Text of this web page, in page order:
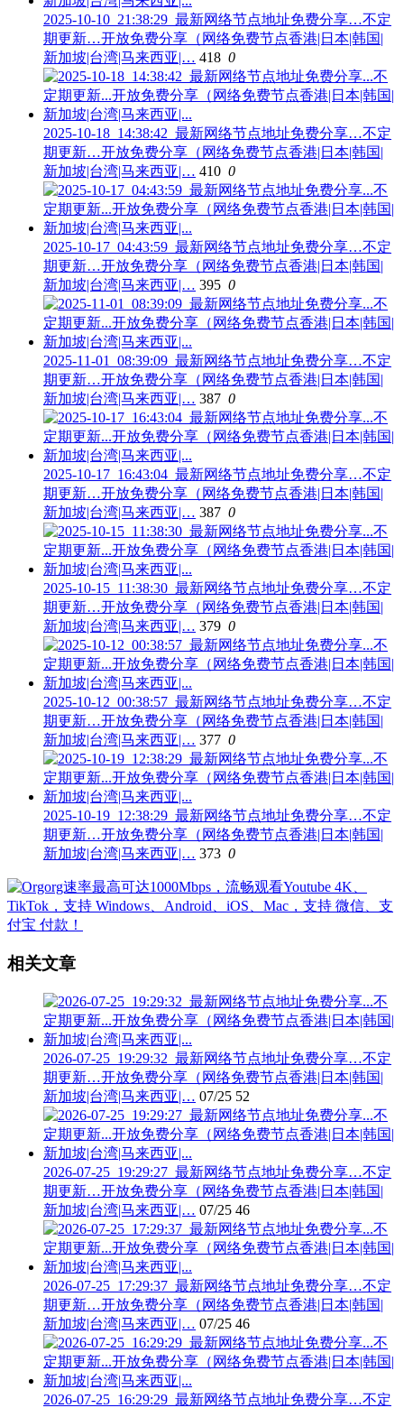
2025-10-10_21:38:29_最新网络节点地址免费分享…不定
期更新…开放免费分享（网络免费节点香港|日本|韩国|
新加坡|台湾|马来西亚|… 418 0
2025-10-18_14:38:42_最新网络节点地址免费分享…不定
期更新…开放免费分享（网络免费节点香港|日本|韩国|
新加坡|台湾|马来西亚|… 410 0
2025-10-17_04:43:59_最新网络节点地址免费分享…不定
期更新…开放免费分享（网络免费节点香港|日本|韩国|
新加坡|台湾|马来西亚|… 395 0
2025-11-01_08:39:09_最新网络节点地址免费分享…不定
期更新…开放免费分享（网络免费节点香港|日本|韩国|
新加坡|台湾|马来西亚|… 387 0
2025-10-17_16:43:04_最新网络节点地址免费分享…不定
期更新…开放免费分享（网络免费节点香港|日本|韩国|
新加坡|台湾|马来西亚|… 387 0
2025-10-15_11:38:30_最新网络节点地址免费分享…不定
期更新…开放免费分享（网络免费节点香港|日本|韩国|
新加坡|台湾|马来西亚|… 379 0
2025-10-12_00:38:57_最新网络节点地址免费分享…不定
期更新…开放免费分享（网络免费节点香港|日本|韩国|
新加坡|台湾|马来西亚|… 377 0
2025-10-19_12:38:29_最新网络节点地址免费分享…不定
期更新…开放免费分享（网络免费节点香港|日本|韩国|
新加坡|台湾|马来西亚|… 373 0
相关文章
2026-07-25_19:29:32_最新网络节点地址免费分享…不定
期更新…开放免费分享（网络免费节点香港|日本|韩国|
新加坡|台湾|马来西亚|… 07/25 52
2026-07-25_19:29:27_最新网络节点地址免费分享…不定
期更新…开放免费分享（网络免费节点香港|日本|韩国|
新加坡|台湾|马来西亚|… 07/25 46
2026-07-25_17:29:37_最新网络节点地址免费分享…不定
期更新…开放免费分享（网络免费节点香港|日本|韩国|
新加坡|台湾|马来西亚|… 07/25 46
2026-07-25_16:29:29_最新网络节点地址免费分享…不定